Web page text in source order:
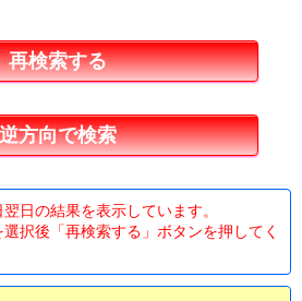
日の結果を表示しています。
択後「再検索する」ボタンを押してく